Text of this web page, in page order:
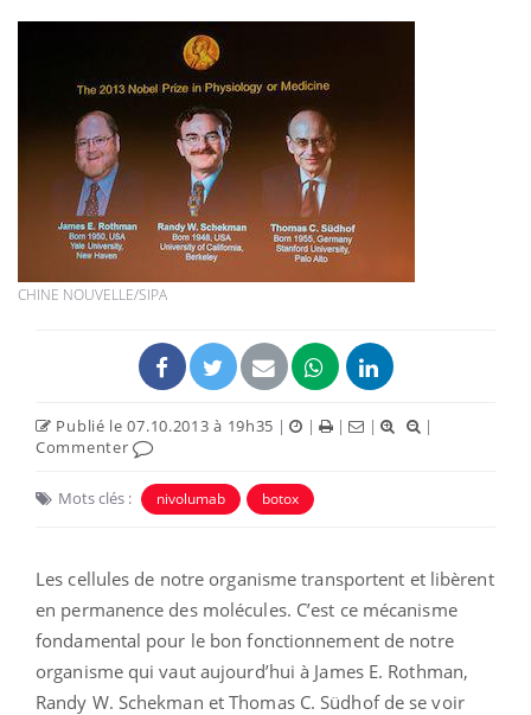
CHINE NOUVELLE/SIPA
Publié le 07.10.2013 à 19h35 | | | |
|
Commenter
Mots clés : nivolumab botox
Les cellules de notre organisme transportent et libèrent
en permanence des molécules. C’est ce mécanisme
fondamental pour le bon fonctionnement de notre
organisme qui vaut aujourd’hui à James E. Rothman,
Randy W. Schekman et Thomas C. Südhof de se voir